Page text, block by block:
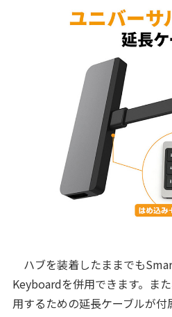
ハブを装着したままでも
Keyboardを併用できます。ま
用するための延長ケーブルが付